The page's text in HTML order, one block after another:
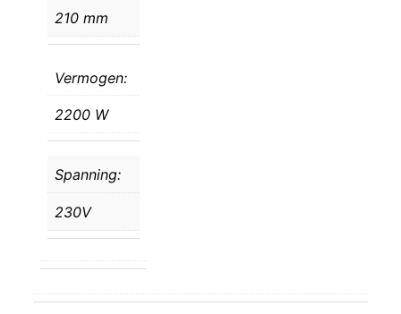
210 mm
Vermogen:
2200 W
Spanning:
230V